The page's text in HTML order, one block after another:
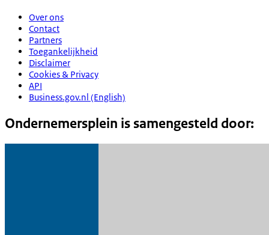
Over ons
Contact
Partners
Toegankelijkheid
Disclaimer
Cookies & Privacy
API
Business.gov.nl (English)
Ondernemersplein is samengesteld door: